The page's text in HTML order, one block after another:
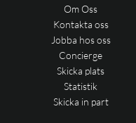
Om Oss
Kontakta oss
Jobba hos oss
Concierge
Skicka plats
Statistik
Skicka in part